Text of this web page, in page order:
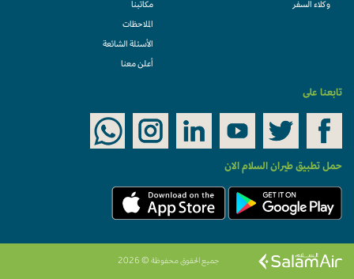
وكلاء السفر مكاتبنا
الملاحظات
الأسئلة الشائعة
أعلن معنا
تابعنا على
حمل تطبيق طيران السلام الان
جميع الحقوق محفوظة © 2026